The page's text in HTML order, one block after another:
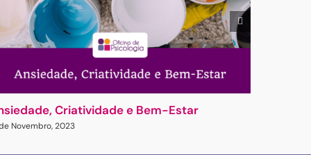
Criatividade e Bem-Estar
Novembro, 2023